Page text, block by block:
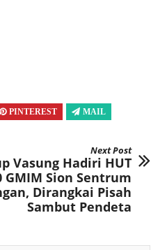
PINTEREST MAIL
Next Post
Vasung Hadiri HUT
GMIM Sion Sentrum
Dirangkai Pisah
Sambut Pendeta